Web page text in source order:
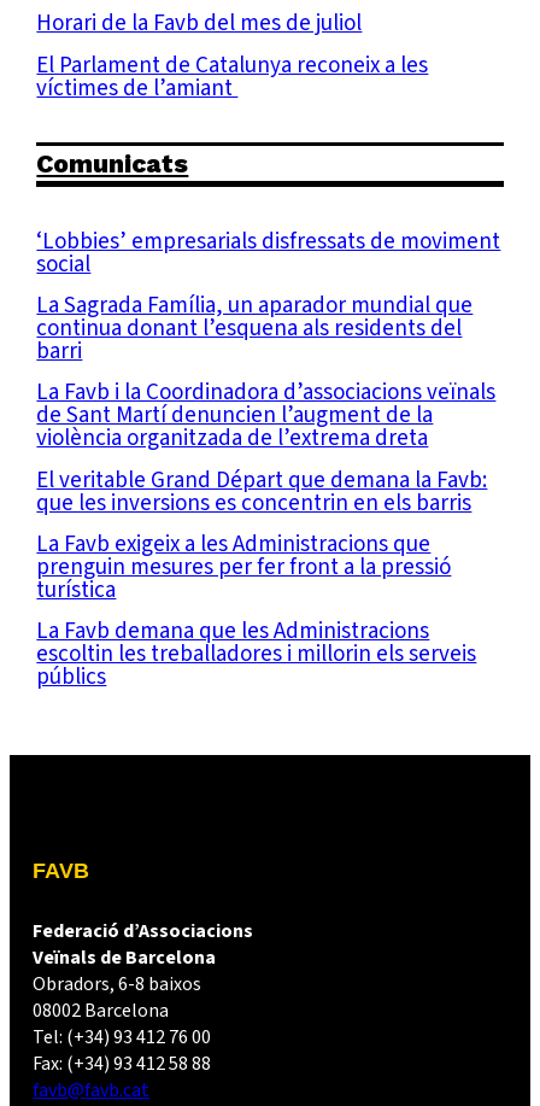
Horari de la Favb del mes de juliol
El Parlament de Catalunya reconeix a les
víctimes de l’amiant
Comunicats
‘Lobbies’ empresarials disfressats de moviment
social
La Sagrada Família, un aparador mundial que
continua donant l’esquena als residents del
barri
La Favb i la Coordinadora d’associacions veïnals
de Sant Martí denuncien l’augment de la
violència organitzada de l’extrema dreta
El veritable Grand Départ que demana la Favb:
que les inversions es concentrin en els barris
La Favb exigeix a les Administracions que
prenguin mesures per fer front a la pressió
turística
La Favb demana que les Administracions
escoltin les treballadores i millorin els serveis
públics
FAVB
Federació d’Associacions
Veïnals de Barcelona
Obradors, 6-8 baixos
08002 Barcelona
Tel: (+34) 93 412 76 00
Fax: (+34) 93 412 58 88
favb@favb.cat